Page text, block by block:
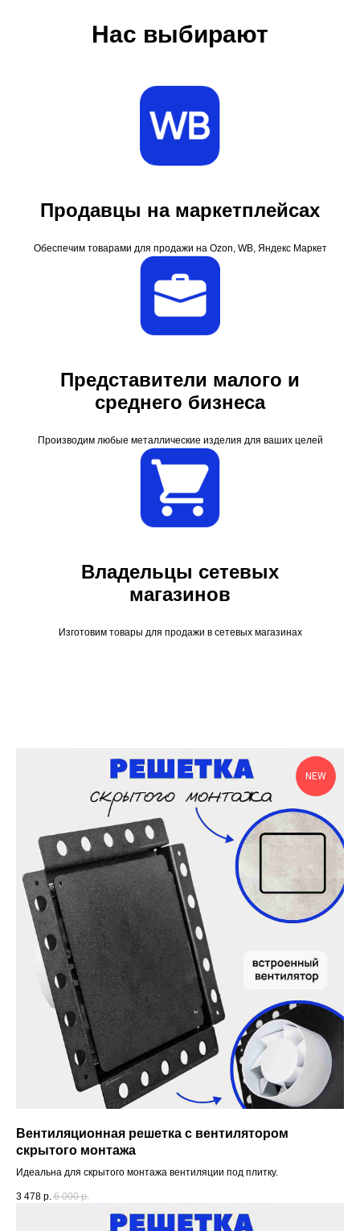
Нас выбирают
Продавцы на маркетплейсах
Обеспечим товарами для продажи на Ozon, WB, Яндекс Маркет
Представители малого и
среднего бизнеса
Производим любые металлические изделия для ваших целей
Владельцы сетевых
магазинов
Изготовим товары для продажи в сетевых магазинах
NEW
Вентиляционная решетка с вентилятором
скрытого монтажа
Идеальна для скрытого монтажа вентиляции под плитку.
3 478 р. 6 000 р.